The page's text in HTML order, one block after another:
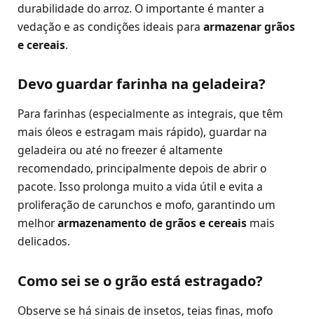
durabilidade do arroz. O importante é manter a
vedação e as condições ideais para armazenar grãos
e cereais.
Devo guardar farinha na geladeira?
Para farinhas (especialmente as integrais, que têm
mais óleos e estragam mais rápido), guardar na
geladeira ou até no freezer é altamente
recomendado, principalmente depois de abrir o
pacote. Isso prolonga muito a vida útil e evita a
proliferação de carunchos e mofo, garantindo um
melhorarmazenamento de grãos e cereais mais
delicados.
Como sei se o grão está estragado?
Observe se há sinais de insetos, teias finas, mofo